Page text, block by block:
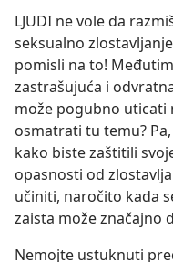
LJUDI ne vole da
seksualno
pomisli na to!
zastrašujuća i
može pogubno uticati
osmatrati tu temu?
kako biste zaštitili
opasnosti od
učiniti, naročito kada
zaista može značajno
Nemojte ustuknuti